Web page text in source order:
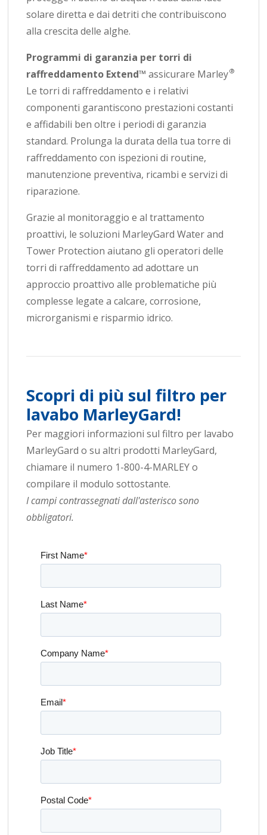
solare diretta e dai detriti che contribuiscono
alla crescita delle alghe.
Programmi di garanzia per torri di
raffreddamento Extend™ assicurare Marley®
Le torri di raffreddamento e i relativi
componenti garantiscono prestazioni costanti
e affidabili ben oltre i periodi di garanzia
standard. Prolunga la durata della tua torre di
raffreddamento con ispezioni di routine,
manutenzione preventiva, ricambi e servizi di
riparazione.
Grazie al monitoraggio e al trattamento
proattivi, le soluzioni MarleyGard Water and
Tower Protection aiutano gli operatori delle
torri di raffreddamento ad adottare un
approccio proattivo alle problematiche più
complesse legate a calcare, corrosione,
microrganismi e risparmio idrico.
Scopri di più sul filtro per
lavabo MarleyGard!
Per maggiori informazioni sul filtro per lavabo
MarleyGard o su altri prodotti MarleyGard,
chiamare il numero 1-800-4-MARLEY o
compilare il modulo sottostante.
I campi contrassegnati dall'asterisco sono
obbligatori.